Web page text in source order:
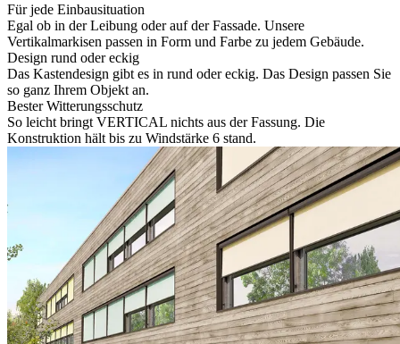
Für jede Einbausituation
Egal ob in der Leibung oder auf der Fassade. Unsere
Vertikalmarkisen passen in Form und Farbe zu jedem Gebäude.
Design rund oder eckig
Das Kastendesign gibt es in rund oder eckig. Das Design passen Sie
so ganz Ihrem Objekt an.
Bester Witterungsschutz
So leicht bringt VERTICAL nichts aus der Fassung. Die
Konstruktion hält bis zu Windstärke 6 stand.